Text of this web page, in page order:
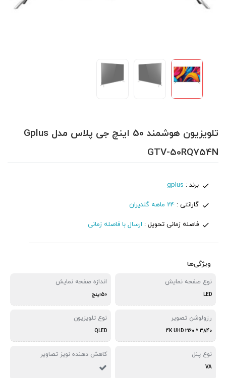
تلویزیون هوشمند 50 اینچ جی پلاس مدل Gplus
GTV-50RQ754N
برند : gplus
گارانتی :24 ماهه گلدیران
فاصله زمانی تحویل : ارسال با فاصله زمانی
ویژگی‌ها
نوع صفحه نمایش
LED
اندازه صفحه نمایش
50اینچ
رزولوشن تصویر
3840 * 2160 4K UHD
نوع تلویزیون
QLED
نوع پنل
VA
کاهش دهنده نویز تصاویر